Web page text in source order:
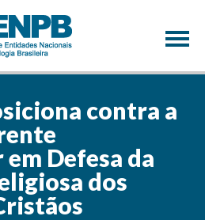
×
contra a
Defesa da
dos